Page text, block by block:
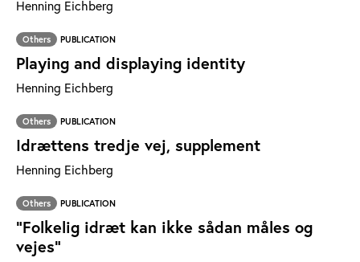
Henning Eichberg
Others PUBLICATION
Playing and displaying identity
Henning Eichberg
Others PUBLICATION
Idrættens tredje vej, supplement
Henning Eichberg
Others PUBLICATION
”Folkelig idræt kan ikke sådan måles og
vejes”